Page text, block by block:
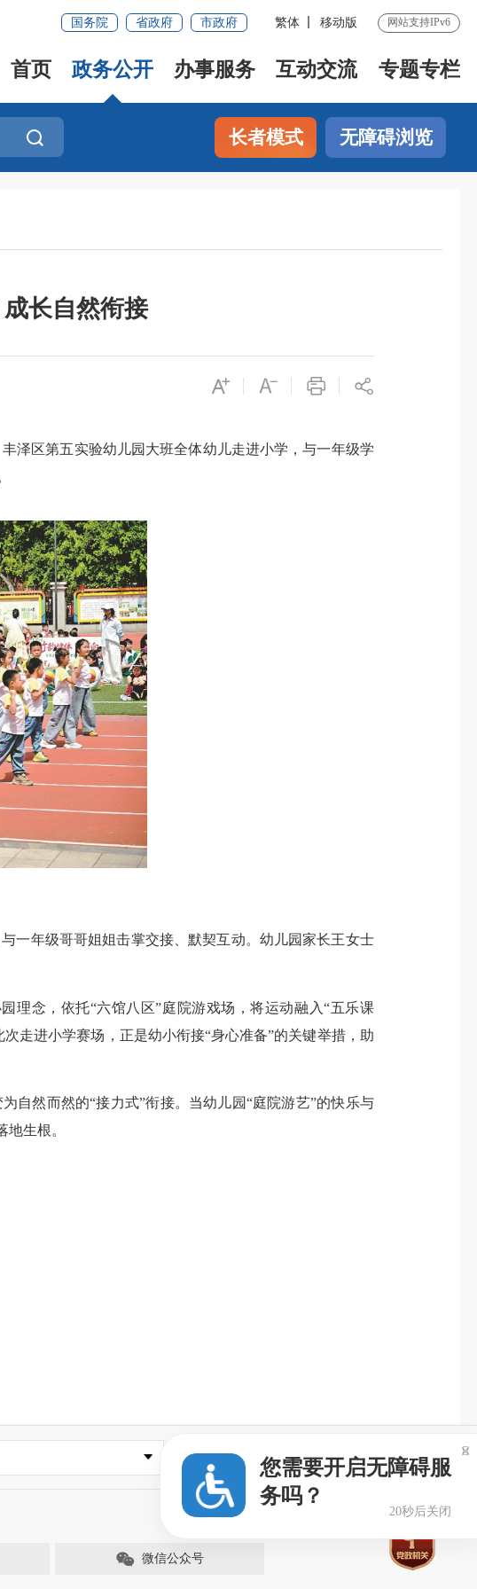
国务院 省政府 市政府 繁体 移动版 网站支持IPv6
首页 政务公开 办事服务 互动交流 专题专栏
长者模式 无障碍浏览
长自然衔接
区第五实验幼儿园大班全体幼儿走进小学，与一年级学
年级哥哥姐姐击掌交接、默契互动。幼儿园家长王女士
念，依托“六馆八区”庭院游戏场，将运动融入“五乐课
走进小学赛场，正是幼小衔接“身心准备”的关键举措，助
然而然的“接力式”衔接。当幼儿园“庭院游艺”的快乐与
生根。
常用网址
微信公众号
您需要开启无障碍服
务吗？
20秒后关闭
